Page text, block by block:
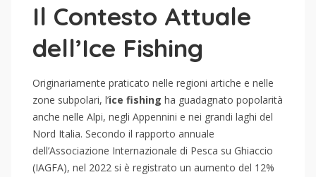
Il Contesto Attuale
dell’Ice Fishing
Originariamente praticato nelle regioni artiche e nelle
zone subpolari, l’ice fishing ha guadagnato popolarità
anche nelle Alpi, negli Appennini e nei grandi laghi del
Nord Italia. Secondo il rapporto annuale
dell’Associazione Internazionale di Pesca su Ghiaccio
(IAGFA), nel 2022 si è registrato un aumento del 12%